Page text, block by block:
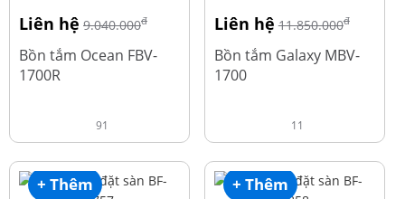
Liên hệ 9.040.000đ
Bồn tắm Ocean FBV-
1700R
91
Liên hệ 11.850.000đ
Bồn tắm Galaxy MBV-
1700
11
+ Thêm + Thêm